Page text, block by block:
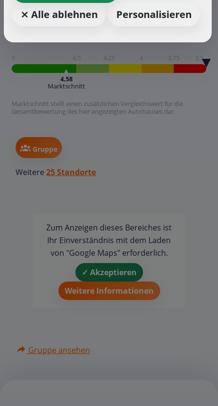
5 4,5 4,25 4 3,75 3,5
4,58
Marktschnitt
Marktschnitt stellt einen zusätzlichen Vergleichswert für die
Gesamtbewertung des hier angezeigten Autohauses dar.
Gruppe
Weitere 25 Standorte
Zum Anzeigen dieses Bereiches ist
Ihr Einverständnis mit dem Laden
von "Google Maps" erforderlich.
✓ Akzeptieren
Weitere Informationen
Gruppe ansehen
⨯ Alle ablehnen
Personalisieren